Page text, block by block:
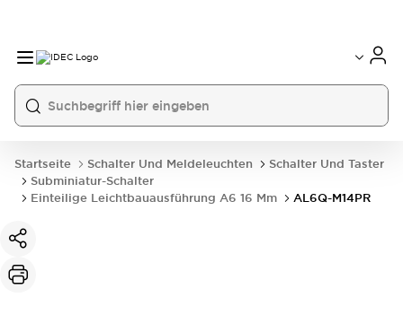
Startseite Schalter Und Meldeleuchten
Schalter Und Taster
Subminiatur-Schalter
Einteilige Leichtbauausführung A6 16 Mm
AL6Q-M14PR